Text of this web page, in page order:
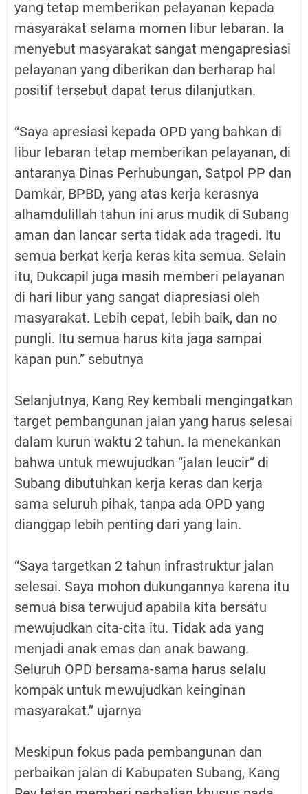
yang tetap memberikan pelayanan kepada
masyarakat selama momen libur lebaran. Ia
menyebut masyarakat sangat mengapresiasi
pelayanan yang diberikan dan berharap hal
positif tersebut dapat terus dilanjutkan.
“Saya apresiasi kepada OPD yang bahkan di
libur lebaran tetap memberikan pelayanan, di
antaranya Dinas Perhubungan, Satpol PP dan
Damkar, BPBD, yang atas kerja kerasnya
alhamdulillah tahun ini arus mudik di Subang
aman dan lancar serta tidak ada tragedi. Itu
semua berkat kerja keras kita semua. Selain
itu, Dukcapil juga masih memberi pelayanan
di hari libur yang sangat diapresiasi oleh
masyarakat. Lebih cepat, lebih baik, dan no
pungli. Itu semua harus kita jaga sampai
kapan pun.” sebutnya
Selanjutnya, Kang Rey kembali mengingatkan
target pembangunan jalan yang harus selesai
dalam kurun waktu 2 tahun. Ia menekankan
bahwa untuk mewujudkan “jalan leucir” di
Subang dibutuhkan kerja keras dan kerja
sama seluruh pihak, tanpa ada OPD yang
dianggap lebih penting dari yang lain.
“Saya targetkan 2 tahun infrastruktur jalan
selesai. Saya mohon dukungannya karena itu
semua bisa terwujud apabila kita bersatu
mewujudkan cita-cita itu. Tidak ada yang
menjadi anak emas dan anak bawang.
Seluruh OPD bersama-sama harus selalu
kompak untuk mewujudkan keinginan
masyarakat.” ujarnya
Meskipun fokus pada pembangunan dan
perbaikan jalan di Kabupaten Subang, Kang